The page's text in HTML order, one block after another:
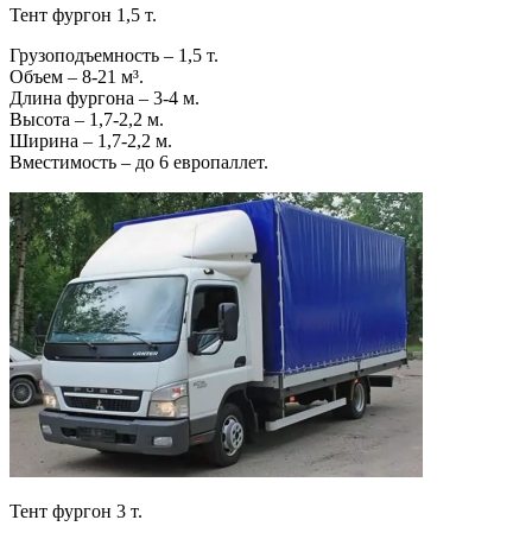
Тент фургон 1,5 т.
Грузоподъемность – 1,5 т.
Объем – 8-21 м³.
Длина фургона – 3-4 м.
Высота – 1,7-2,2 м.
Ширина – 1,7-2,2 м.
Вместимость – до 6 европаллет.
Тент фургон 3 т.